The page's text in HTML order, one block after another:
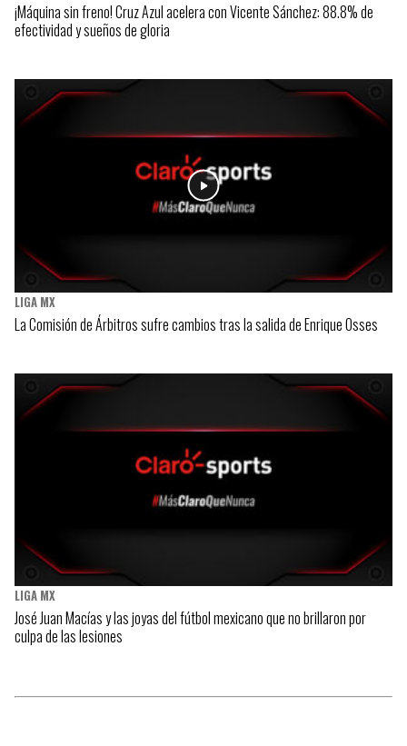
¡Máquina sin freno! Cruz Azul acelera con Vicente Sánchez: 88.8% de
efectividad y sueños de gloria
LIGA MX
La Comisión de Árbitros sufre cambios tras la salida de Enrique Osses
LIGA MX
José Juan Macías y las joyas del fútbol mexicano que no brillaron por
culpa de las lesiones